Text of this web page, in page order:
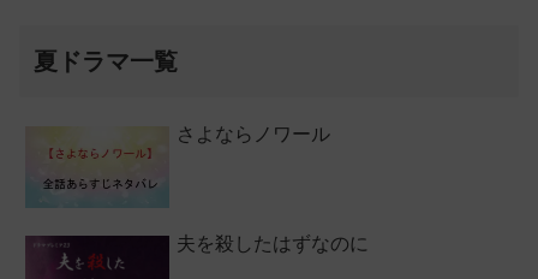
夏ドラマ一覧
さよならノワール
夫を殺したはずなのに